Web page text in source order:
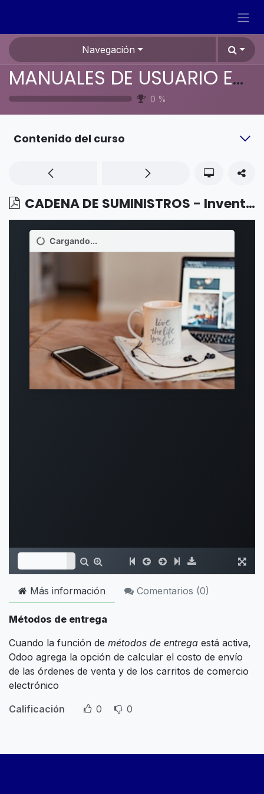
Navegación
MANUALES DE USUARIO EN ESPAÑOL ODOO 19
0 %
Contenido del curso
CADENA DE SUMINISTROS - Inventario - Métodos de entrega
Más información Comentarios (0)
Métodos de entrega
Cuando la función de métodos de entrega está activa,
Odoo agrega la opción de calcular el costo de envío
de las órdenes de venta y de los carritos de comercio
electrónico
Calificación
0 0